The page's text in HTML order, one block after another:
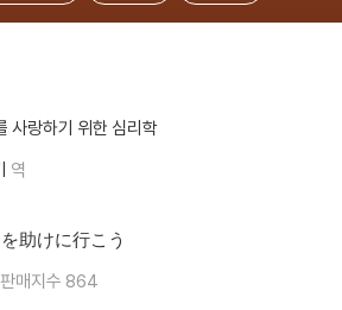
사랑하기 위한 심리학
역
を助けに行こう
판매지수 864